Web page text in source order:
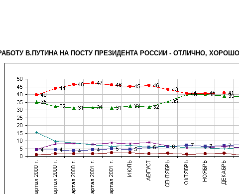
В.ПУТИНА НА ПОСТУ ПРЕЗИДЕНТА РОССИИ - ОТЛИЧНО,